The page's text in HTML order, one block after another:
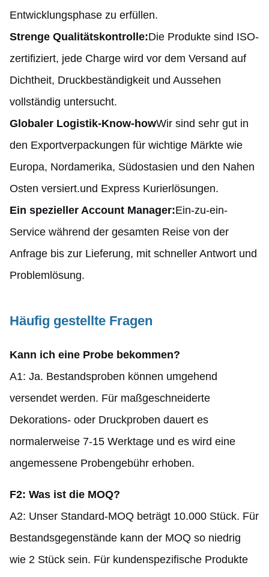
Entwicklungsphase zu erfüllen.
Strenge Qualitätskontrolle:Die Produkte sind ISO-
zertifiziert, jede Charge wird vor dem Versand auf
Dichtheit, Druckbeständigkeit und Aussehen
vollständig untersucht.
Globaler Logistik-Know-howWir sind sehr gut in
den Exportverpackungen für wichtige Märkte wie
Europa, Nordamerika, Südostasien und den Nahen
Osten versiert.und Express Kurierlösungen.
Ein spezieller Account Manager:Ein-zu-ein-
Service während der gesamten Reise von der
Anfrage bis zur Lieferung, mit schneller Antwort und
Problemlösung.
Häufig gestellte Fragen
Kann ich eine Probe bekommen?
A1: Ja. Bestandsproben können umgehend
versendet werden. Für maßgeschneiderte
Dekorations- oder Druckproben dauert es
normalerweise 7-15 Werktage und es wird eine
angemessene Probengebühr erhoben.
F2: Was ist die MOQ?
A2: Unser Standard-MOQ beträgt 10.000 Stück. Für
Bestandsgegenstände kann der MOQ so niedrig
wie 2 Stück sein. Für kundenspezifische Produkte